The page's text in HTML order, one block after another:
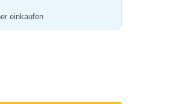
einkaufen